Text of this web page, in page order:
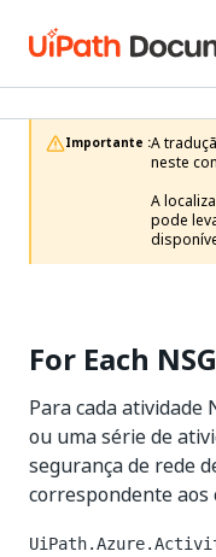
Importante :A
neste
A
pode
For Each NSG
Para cada atividade
ou uma série de
segurança de rede
correspondente